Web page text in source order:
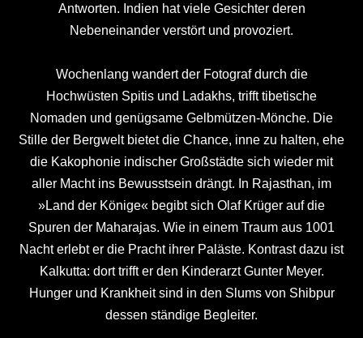
Antworten. Indien hat viele Gesichter deren
Nebeneinander verstört und provoziert.
Wochenlang wandert der Fotograf durch die
Hochwüsten Spitis und Ladakhs, trifft tibetische
Nomaden und genügsame Gelbmützen-Mönche. Die
Stille der Bergwelt bietet die Chance, inne zu halten, ehe
die Kakophonie indischer Großstädte sich wieder mit
aller Macht ins Bewusstsein drängt. In Rajasthan, im
»Land der Könige« begibt sich Olaf Krüger auf die
Spuren der Maharajas. Wie in einem Traum aus 1001
Nacht erlebt er die Pracht ihrer Paläste. Kontrast dazu ist
Kalkutta: dort trifft er den Kinderarzt Gunter Meyer.
Hunger und Krankheit sind in den Slums von Shibpur
dessen ständige Begleiter.